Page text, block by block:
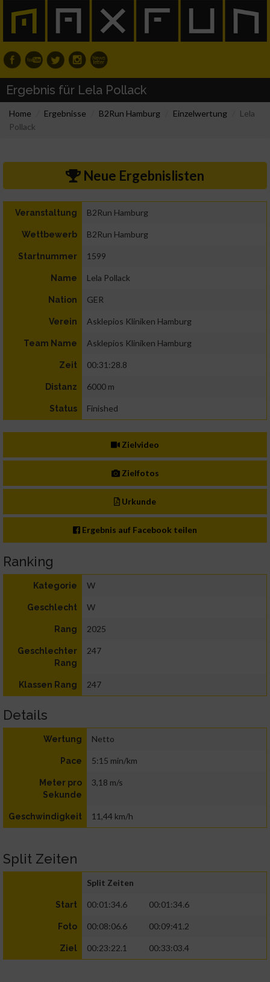
Ergebnis für Lela Pollack
Home Ergebnisse B2Run Hamburg Einzelwertung
Lela
Pollack
Neue Ergebnislisten
Veranstaltung B2Run Hamburg
Wettbewerb B2Run Hamburg
Startnummer 1599
Name Lela Pollack
Nation GER
Verein Asklepios Kliniken Hamburg
Team Name Asklepios Kliniken Hamburg
Zeit 00:31:28.8
Distanz 6000 m
Status Finished
Zielvideo
Zielfotos
Urkunde
Ergebnis auf Facebook teilen
Ranking
Kategorie W
Geschlecht W
Rang 2025
Geschlechter
Rang
247
Klassen Rang 247
Details
Wertung Netto
Pace 5:15 min/km
Meter pro
Sekunde
3,18 m/s
Geschwindigkeit 11,44 km/h
Split Zeiten
Split Zeiten
Start 00:01:34.6 00:01:34.6
Foto 00:08:06.6 00:09:41.2
Ziel 00:23:22.1 00:33:03.4